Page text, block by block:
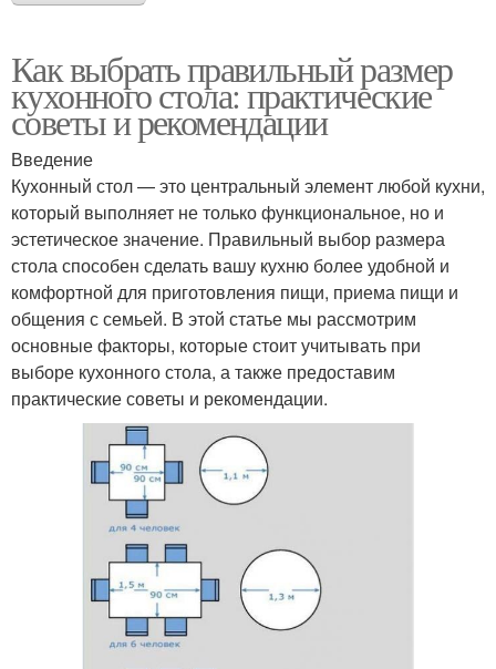
Как выбрать правильный размер
кухонного стола: практические
советы и рекомендации
Введение
Кухонный стол — это центральный элемент любой кухни,
который выполняет не только функциональное, но и
эстетическое значение. Правильный выбор размера
стола способен сделать вашу кухню более удобной и
комфортной для приготовления пищи, приема пищи и
общения с семьей. В этой статье мы рассмотрим
основные факторы, которые стоит учитывать при
выборе кухонного стола, а также предоставим
практические советы и рекомендации.